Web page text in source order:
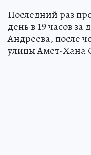
Последний раз
день в 19 часов
Андреева, после
улицы Амет-Хана